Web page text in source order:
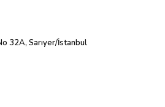
32A, Sarıyer/İstanbul